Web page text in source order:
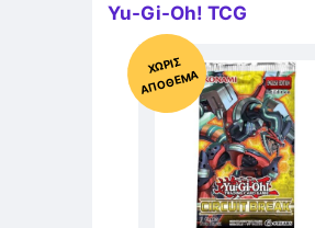
Yu-Gi-Oh! TCG
Χ
ΩΡΊΣ
Α
Π
Ό
ΘΕ
ΜΑ